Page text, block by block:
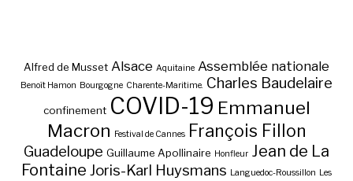
Alfred de Musset Alsace Aquitaine Assemblée nationale
Benoît Hamon Bourgogne Charente-Maritime. Charles Baudelaire
confinement COVID-19 Emmanuel
Macron
Festival de Cannes François Fillon
Guadeloupe Guillaume Apollinaire Honfleur Jean de La
Fontaine Joris-Karl Huysmans Languedoc-Roussillon Les